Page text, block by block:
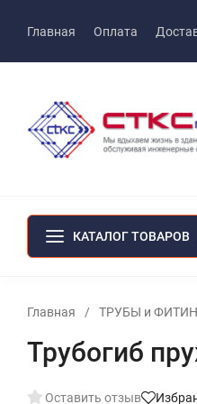
Главная Оплата
КАТАЛОГ ТОВАРОВ
Главная / ТРУБЫ и
Трубогиб
Оставить отзыв